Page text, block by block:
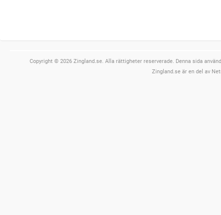
Copyright © 2026 Zingland.se. Alla rättigheter reserverade. Denna sida
Zingland.se är en del av